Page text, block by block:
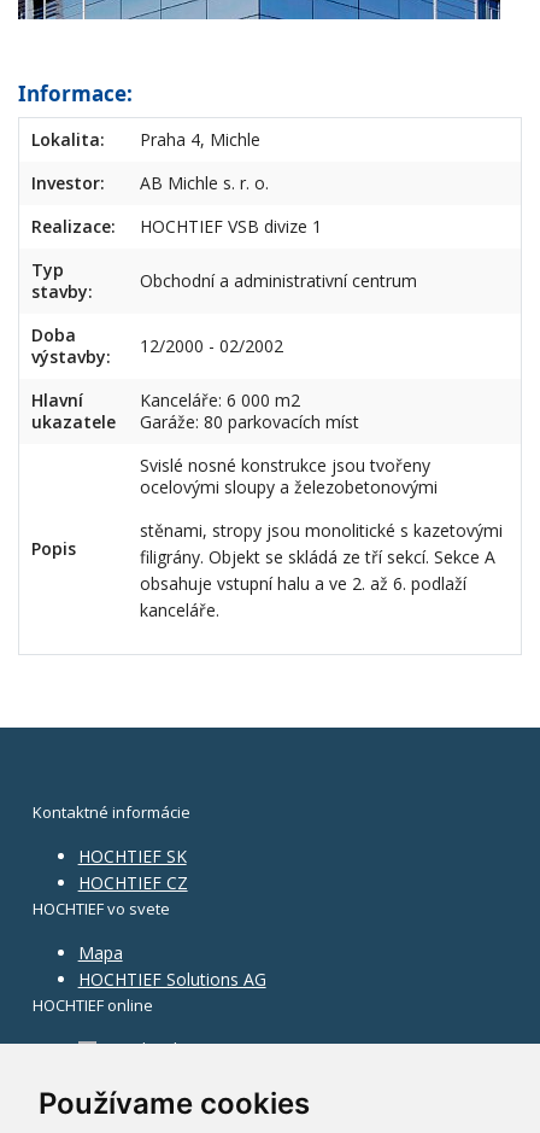
Používame cookies
Informace:
Lokalita:
Praha 4, Michle
Investor:
AB Michle s. r. o.
Realizace:
HOCHTIEF VSB divize 1
Typ
stavby:
Obchodní a administrativní centrum
Doba
výstavby:
12/2000 - 02/2002
Hlavní
ukazatele
Kanceláře: 6 000 m2
Garáže: 80 parkovacích míst
Popis
Svislé nosné konstrukce jsou tvořeny
ocelovými sloupy a železobetonovými
stěnami, stropy jsou monolitické s kazetovými
filigrány. Objekt se skládá ze tří sekcí. Sekce A
obsahuje vstupní halu a ve 2. až 6. podlaží
kanceláře.
Kontaktné informácie
HOCHTIEF SK
HOCHTIEF CZ
HOCHTIEF vo svete
Mapa
HOCHTIEF Solutions AG
HOCHTIEF online
Facebook